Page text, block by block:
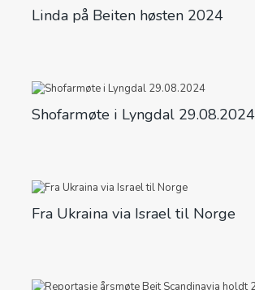
Linda på Beiten høsten 2024
Shofarmøte i Lyngdal 29.08.2024
Fra Ukraina via Israel til Norge